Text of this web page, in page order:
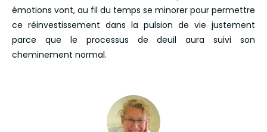
émotions vont, au fil du temps se minorer pour permettre
ce réinvestissement dans la pulsion de vie justement
parce que le processus de deuil aura suivi son
cheminement normal.